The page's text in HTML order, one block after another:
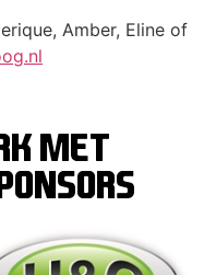
Amber, Eline of
MET